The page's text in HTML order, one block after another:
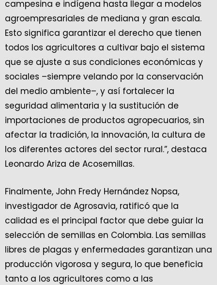
campesina e indígena hasta llegar a modelos
agroempresariales de mediana y gran escala.
Esto significa garantizar el derecho que tienen
todos los agricultores a cultivar bajo el sistema
que se ajuste a sus condiciones económicas y
sociales –siempre velando por la conservación
del medio ambiente–, y así fortalecer la
seguridad alimentaria y la sustitución de
importaciones de productos agropecuarios, sin
afectar la tradición, la innovación, la cultura de
los diferentes actores del sector rural.”, destaca
Leonardo Ariza de Acosemillas.
Finalmente, John Fredy Hernández Nopsa,
investigador de Agrosavia, ratificó que la
calidad es el principal factor que debe guiar la
selección de semillas en Colombia. Las semillas
libres de plagas y enfermedades garantizan una
producción vigorosa y segura, lo que beneficia
tanto a los agricultores como a las